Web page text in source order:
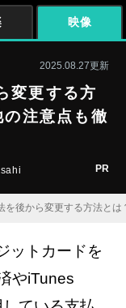
映像
2025.08.27更新
変更する方
注意点も徹
PR
を後から変更する方法と
ットカードを
やiTunes